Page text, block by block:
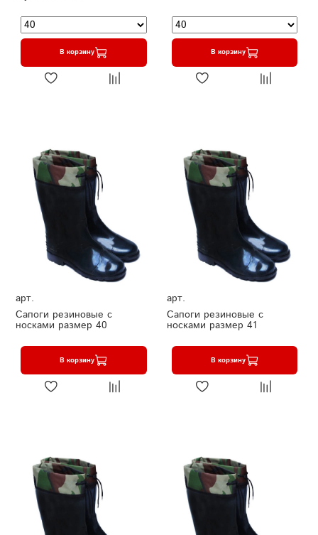
В корзину В корзину
арт.
Сапоги резиновые с
носками размер 40
В корзину
арт.
Сапоги резиновые с
носками размер 41
В корзину